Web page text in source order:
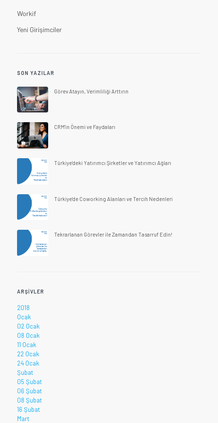
Workif
Yeni Girişimciler
SON YAZILAR
Görev Atayın, Verimliliği Arttırın
CRM'in Önemi ve Faydaları
Türkiye'deki Yatırımcı Şirketler ve Yatırımcı Ağları
Türkiye'de Coworking Alanları ve Tercih Nedenleri
Tekrarlanan Görevler ile Zamandan Tasarruf Edin!
ARŞIVLER
2018
Ocak
02 Ocak
08 Ocak
11 Ocak
22 Ocak
24 Ocak
Şubat
05 Şubat
06 Şubat
08 Şubat
16 Şubat
Mart